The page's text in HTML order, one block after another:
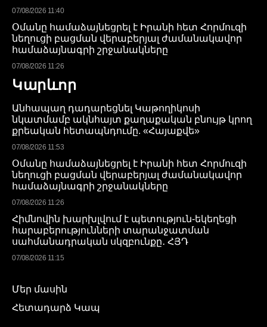
07/08/2026 11:40
Օմանը համաձայնեցրել է Իրանի հետ Հորմուզի
նեղուցի բացման վերաբերյալ ժամանակավոր
համաձայնագրի շրջանակները
07/08/2026 11:26
Կարևոր
Անհապաղ դադարեցնել Կաթողիկոսի
նկատմամբ ակնհայտ քաղաքական բնույթ կրող
քրեական հետապնդումը. «Հայաքվե»
07/08/2026 11:53
Օմանը համաձայնեցրել է Իրանի հետ Հորմուզի
նեղուցի բացման վերաբերյալ ժամանակավոր
համաձայնագրի շրջանակները
07/08/2026 11:26
Հիմնովին խարխլվում է պետություն-եկեղեցի
հարաբերությունների տարանջատման
սահմանադրական սկզբունքը․ ՀՅԴ
07/08/2026 11:15
Մեր մասին
Հետադարձ Կապ